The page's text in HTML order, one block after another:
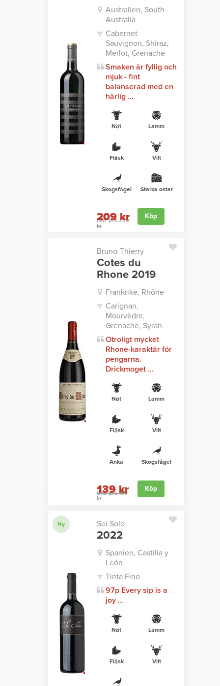
Australien, South
Australia
Cabernet
Sauvignon, Shiraz,
Merlot, Grenache
Smaken är fyllig och
mjuk - fint
balanserad med en
härlig ...
Nöt Lamm
Fläsk Vilt
Skogsfågel Starka ostar
Ord. pris 259
kr
209 kr Köp
Bruno-Thierry
Cotes du
Rhone 2019
Frankrike, Rhône
Carignan,
Mourvèdre,
Grenache, Syrah
Otroligt mycket
Rhone-karaktär för
pengarna.
Drickmoget ...
Nöt Lamm
Fläsk Vilt
Anka Skogsfågel
Ord. pris 169
kr
139 kr Köp
Ny Sei Solo
2022
Spanien, Castilla y
León
Tinta Fino
97p Every sip is a
joy ...
Nöt Lamm
Fläsk Vilt